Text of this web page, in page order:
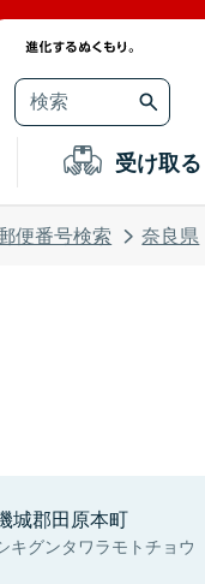
受け取る
便番号検索 奈良県
城郡田原本町
キグンタワラモトチョウ